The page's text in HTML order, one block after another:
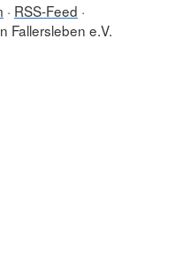
RSS-Feed
Fallersleben e.V.